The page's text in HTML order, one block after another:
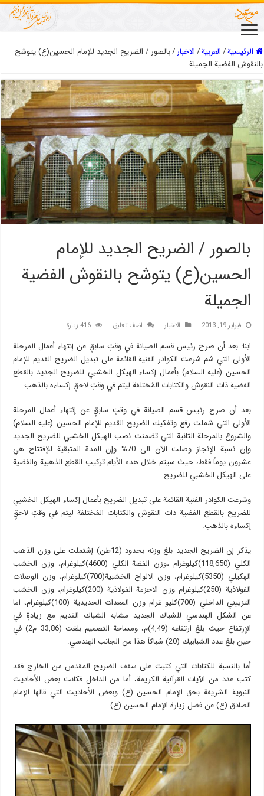
الرئيسية/العربیة/الاخبار/بالصور / الضريح الجديد للإمام الحسين(ع) يتوشح
بالنقوش الفضية الجميلة
بالصور / الضريح الجديد للإمام
الحسين(ع) يتوشح بالنقوش الفضية
الجميلة
فبراير 19, 2013 الاخبار اضف تعليق 416 زيارة
ابنا: بعد أن صرح رئيس قسم الصيانة في وقتٍ سابقٍ عن إنتهاء أعمال المرحلة
الأولى التي شم شرعت الكوادر الفنية القائمة على تبديل الضريح القديم للإمام
الحسين (عليه السلام) بأعمال إكساء الهيكل الخشبي للضريح الجديد بالقطع
الفضية ذات النقوش والكتابات المُختلفة ليتم في وقتٍ لاحقٍ إكساءه بالذهب.
بعد أن صرح رئيس قسم الصيانة في وقتٍ سابقٍ عن إنتهاء أعمال المرحلة
الأولى التي شملت رفع وتفكيك الضريح القديم للإمام الحسين (عليه السلام)
والشروع بالمرحلة الثانية التي تضمنت نصب الهيكل الخشبي للضريح الجديد
وإن نسبة الإنجاز وصلت الآن الى 70% وإن المدة المتبقية للإفتتاح هي
عشرون يوماً فقط، حيث سيتم خلال هذه الأيام تركيب القِطع الذهبية والفضية
على الهيكل الخشبي للضريح.
وشرعت الكوادر الفنية القائمة على تبديل الضريح بأعمال إكساء الهيكل الخشبي
للضريح بالقطع الفضية ذات النقوش والكتابات المُختلفة ليتم في وقتٍ لاحقٍ
إكساءه بالذهب.
يذكر إن الضريح الجديد بلغ وزنه بحدود (12طن) إشتملت على وزن الذهب
الكلي (118,650)كيلوغرام ،وزن الفضة الكلي (4600)كيلوغرام، وزن الخشب
الهكيلي (5350)كيلوغرام، وزن الالواح الخشبية(700)كيلوغرام، وزن الوصلات
الفولاذية (250)كيلوغرام وزن الاحزمة الفولاذية (200)كيلوغرام، وزن الخشب
التزييني الداخلي (700)كليو غرام وزن المعدات الحديدية (100)كيلوغرام، اما
عن الشكل الهندسي للشباك الجديد مشابه الشباك القديم مع زيادةٍ في
الإرتفاع حيث بلغ ارتفاعه (4,49)م، ومساحة التصميم بلغت (33,86 م2) في
حين بلغ عدد الشبابيك (20) شباكاً هذا من الجانب الهندسي.
أما بالنسبة للكتابات التي كتبت على سقف الضريح المقدس من الخارج فقد
كتب عدد من الآيات القرآنية الكريمة، أما من الداخل فكانت بعض الأحاديث
النبوية الشريفة بحق الإمام الحسين (ع) وبعض الأحاديث التي قالها الإمام
الصادق (ع) عن فضل زيارة الإمام الحسين (ع).